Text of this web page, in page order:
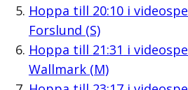
Hoppa till 20:10i
Forslund (S)
Hoppa till 21:31 i
Wallmark (M)